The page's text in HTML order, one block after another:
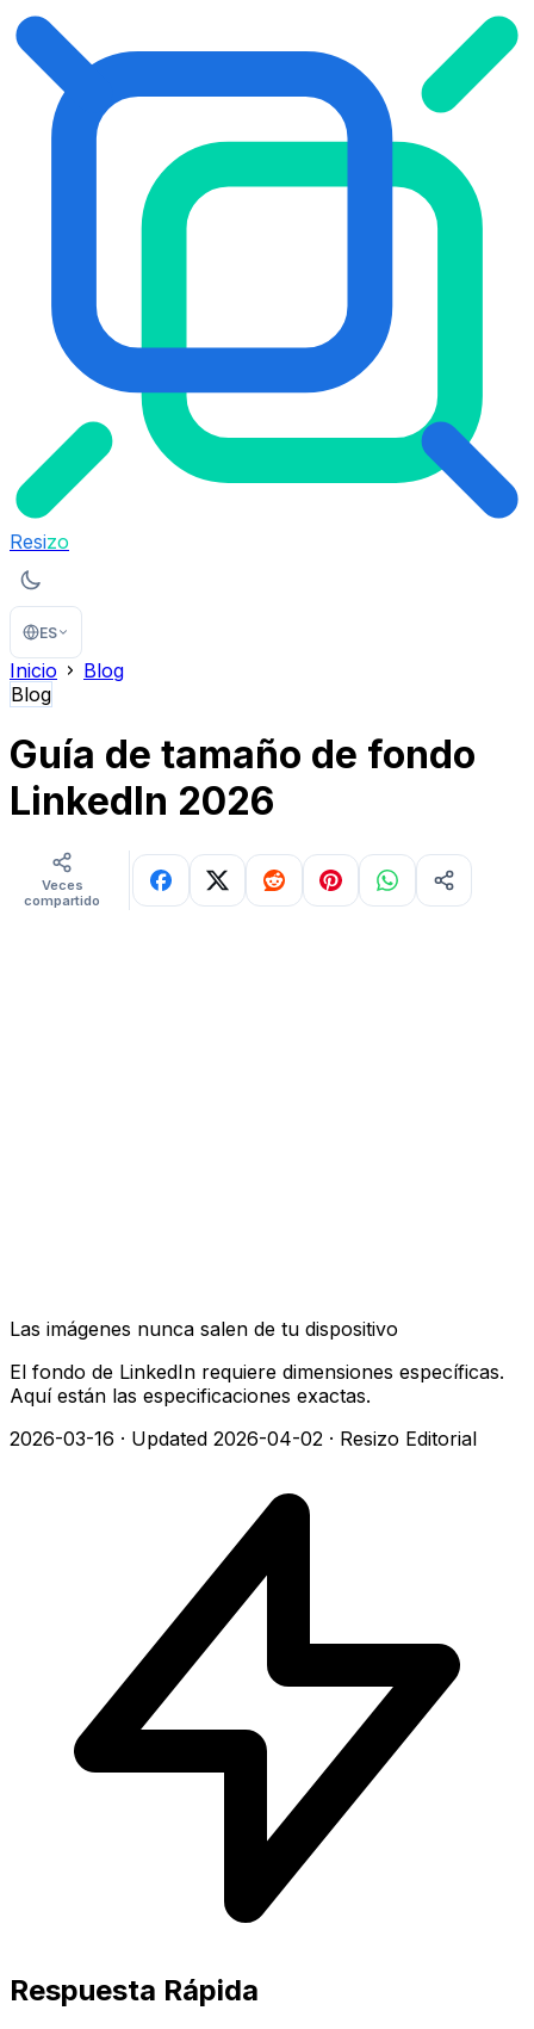
Resizo
ES
Inicio
Blog
Blog
Guía de tamaño de fondo
LinkedIn 2026
Veces
compartido
Las imágenes nunca salen de tu dispositivo
El fondo de LinkedIn requiere dimensiones específicas.
Aquí están las especificaciones exactas.
2026-03-16 · Updated 2026-04-02 · Resizo Editorial
Respuesta Rápida